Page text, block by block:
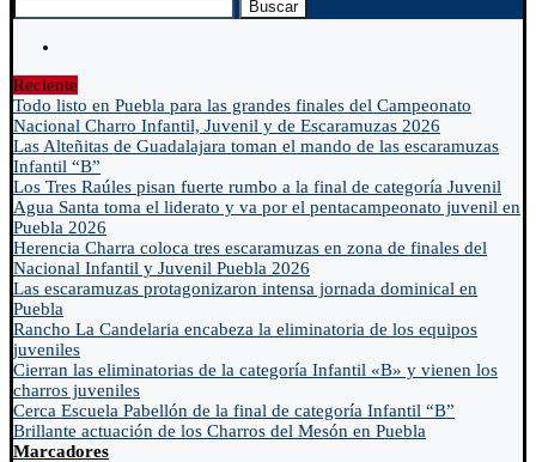
Buscar
Reciente
Todo listo en Puebla para las grandes finales del Campeonato
Nacional Charro Infantil, Juvenil y de Escaramuzas 2026
Las Alteñitas de Guadalajara toman el mando de las escaramuzas
Infantil “B”
Los Tres Raúles pisan fuerte rumbo a la final de categoría Juvenil
Agua Santa toma el liderato y va por el pentacampeonato juvenil en
Puebla 2026
Herencia Charra coloca tres escaramuzas en zona de finales del
Nacional Infantil y Juvenil Puebla 2026
Las escaramuzas protagonizaron intensa jornada dominical en
Puebla
Rancho La Candelaria encabeza la eliminatoria de los equipos
juveniles
Cierran las eliminatorias de la categoría Infantil «B» y vienen los
charros juveniles
Cerca Escuela Pabellón de la final de categoría Infantil “B”
Brillante actuación de los Charros del Mesón en Puebla
Marcadores